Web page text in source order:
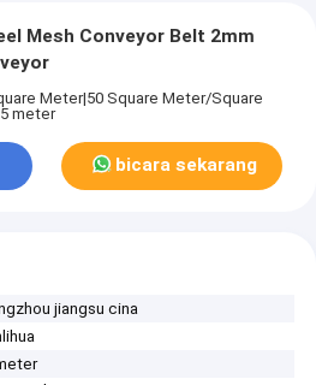
Mesh Conveyor Belt 2mm
Meter|50 Square Meter/Square
meter
bicara sekarang
jiangsu cina